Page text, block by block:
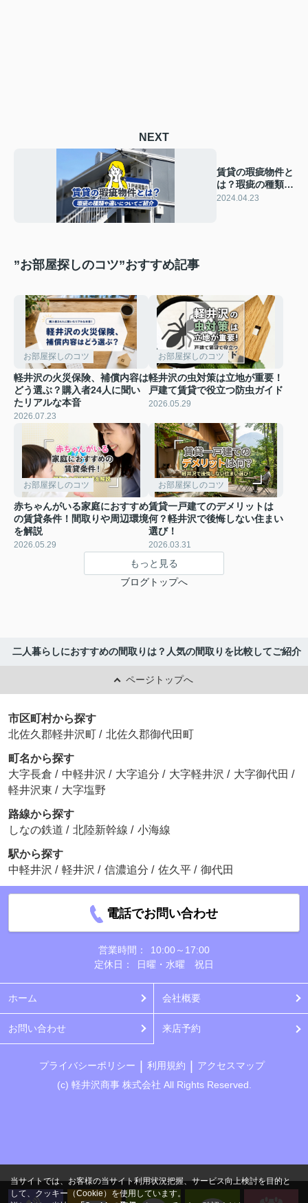
NEXT
賃貸の瑕疵物件と
は？瑕疵の種類や
違いについてご紹
2024.04.23
”お部屋探しのコツ”おすすめ記事
お部屋探しのコツ
軽井沢の火災保険、補償内容は
どう選ぶ？購入者24人に聞い
たリアルな本音
2026.07.23
お部屋探しのコツ
軽井沢の虫対策は立地が重要！
戸建て賃貸で役立つ防虫ガイド
2026.05.29
お部屋探しのコツ
赤ちゃんがいる家庭におすすめ
の賃貸条件！間取りや周辺環境
を解説
2026.05.29
お部屋探しのコツ
賃貸一戸建てのデメリットは
何？軽井沢で後悔しない住まい
選び！
2026.03.31
もっと見る
ブログトップへ
二人暮らしにおすすめの間取りは？人気の間取りを比較してご紹介
ページトップへ
市区町村から探す
北佐久郡軽井沢町 / 北佐久郡御代田町
町名から探す
大字長倉 / 中軽井沢 / 大字追分 / 大字軽井沢 / 大字御代田 /
軽井沢東 / 大字塩野
路線から探す
しなの鉄道 / 北陸新幹線 / 小海線
駅から探す
中軽井沢 / 軽井沢 / 信濃追分 / 佐久平 / 御代田
電話でお問い合わせ
営業時間：
10:00～17:00
定休日：
日曜・水曜 祝日
ホーム 会社概要
お問い合わせ 来店予約
プライバシーポリシー 利用規約
アクセスマップ
(c) 軽井沢商事 株式会社 All Rights Reserved.
当サイトでは、お客様の当サイト利用状況把握、サービス向上検討を目的と
して、クッキー（Cookie）を使用しています。